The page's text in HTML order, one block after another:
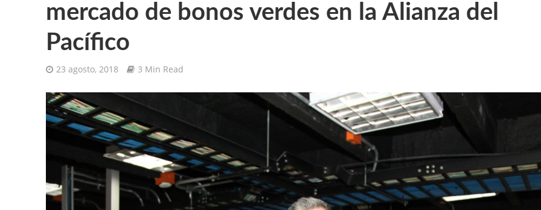
mercado de bonos verdes en la Alianza del
Pacífico
23 agosto, 2018 3 Min Read